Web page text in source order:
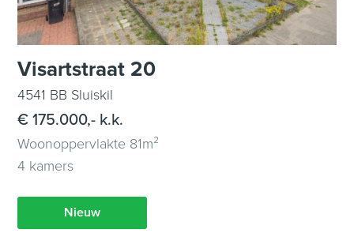
Visartstraat 20
4541 BB Sluiskil
€ 175.000,- k.k.
Woonoppervlakte 81m²
4 kamers
Nieuw